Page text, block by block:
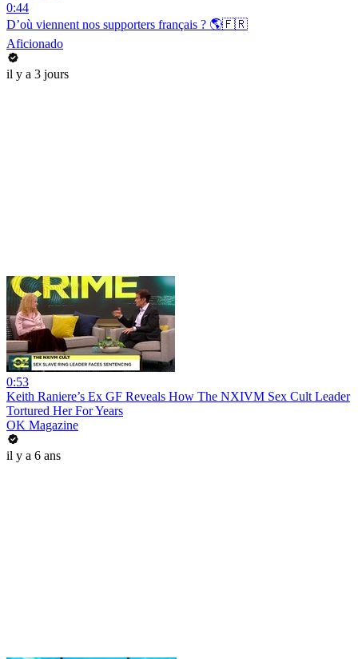
0:44
D’où viennent nos supporters français ? 🌎🇫🇷
Aficionado
il y a 3 jours
0:53
Keith Raniere’s Ex GF Reveals How The NXIVM Sex Cult Leader
Tortured Her For Years
OK Magazine
il y a 6 ans